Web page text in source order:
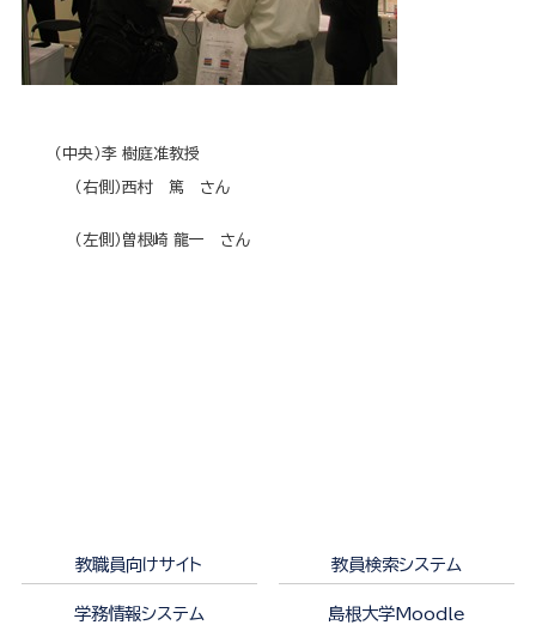
（中央）李 樹庭准教授
（右側）西村 篤 さん
（左側）曽根崎 龍一 さん
教職員向けサイト 教員検索システム
学務情報システム 島根大学Moodle